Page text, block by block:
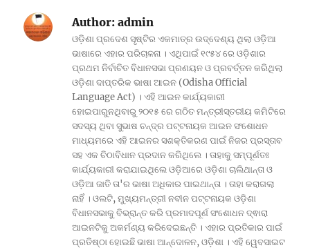
Author: admin
ଓଡ଼ିଶା ପ୍ରଦେଶ ସୃଷ୍ଟିର ଏକମାତ୍ର ଉଦ୍ଦେଶ୍ୟ ଥିଲା ଓଡ଼ିଆ
ଭାଷାରେ ଏହାର ପରିଚାଳନା । ଏଥିପାଇଁ ୧୯୫୪ ରେ ଓଡ଼ିଶାର
ପ୍ରଥମ ନିର୍ବାଚିତ ବିଧାନସଭା ପ୍ରଣୟନ ଓ ପ୍ରବର୍ତ୍ତନ କରିଥିଲା
ଓଡ଼ିଶା ଦାପ୍ତରିକ ଭାଷା ଆଇନ (Odisha Official
Language Act) । ଏହି ଆଇନ କାର୍ଯ୍ୟକାରୀ
ହୋଇପାରୁନଥିବାରୁ ୨୦୧୫ ରେ ଗଠିତ ମନ୍ତ୍ରୀସ୍ତରୀୟ କମିଟିରେ
ସଦସ୍ୟ ଥିବା ସୁଭାଷ ଚନ୍ଦ୍ର ପଟ୍ଟନାୟକ ଆଇନ ସଂଶୋଧନ
ମାଧ୍ୟମରେ ଏହି ଆଇନର ସଶକ୍ତିକରଣ ପାଇଁ ନିଜର ପ୍ରସ୍ତାବ
ସହ ଏକ ଚିଠାବିଧାନ ପ୍ରଦାନ କରିଥିଲେ । ତାହାକୁ ସମ୍ପୂର୍ଣତଃ
କାର୍ଯ୍ୟକାରୀ କରାଯାଇଥିଲେ ଓଡ଼ିଆରେ ଓଡ଼ିଶା ଚାଲିଥାନ୍ତା ଓ
ଓଡ଼ିଆ ଜାତି ତା'ର ଭାଷା ଅଧିକାର ପାଇଥାନ୍ତା । ତାହା କରାଗଲା
ନାହିଁ । ଓଲଟି, ମୁଖ୍ୟମନ୍ତ୍ରୀ ନବୀନ ପଟ୍ଟନାୟକ ଓଡ଼ିଶା
ବିଧାନସଭାକୁ ବିଭ୍ରାନ୍ତ କରି ପ୍ରମାଦପୂର୍ଣ ସଂଶୋଧନ ଦ୍ଵାରା
ଆଇନଟିକୁ ଅକର୍ମଣ୍ୟ କରିଦେଇଛନ୍ତି । ଏହାର ପ୍ରତିକାର ପାଇଁ
ପ୍ରତିଷ୍ଠା ହୋଇଛି ଭାଷା ଆନ୍ଦୋଳନ, ଓଡ଼ିଶା । ଏହି ୱେବସାଇଟ